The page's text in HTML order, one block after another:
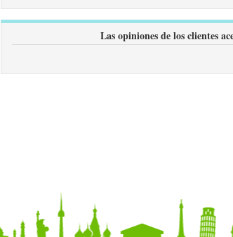
Las opiniones de los clientes